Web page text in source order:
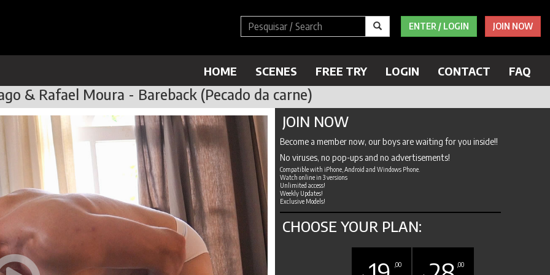
ENTER / LOGIN JOIN NOW
HOME SCENES FREE TRY LOGIN CONTACT FAQ
& Rafael Moura - Bareback (Pecado da carne)
JOIN NOW
Become a member now, our boys are waiting for you inside!!
No viruses, no pop-ups and no advertisements!
Compatible with iPhone, Android and Windows Phone.
Watch online in 3 versions
Unlimited access!
Weekly Updates!
Exclusive Models!
CHOOSE YOUR PLAN:
,00
,00